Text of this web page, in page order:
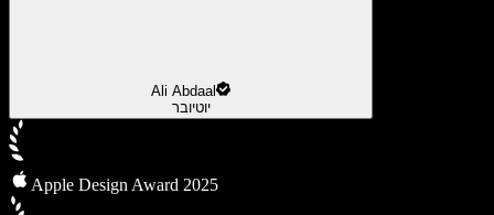
Ali Abdaal
יוטיובר
Apple Design Award 2025